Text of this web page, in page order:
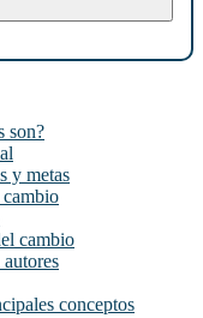
son?
y metas
cambio
cambio
conceptos